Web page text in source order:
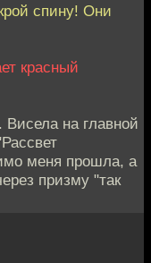
спину! Они
красный
Висела на главной
меня прошла, а
призму "так